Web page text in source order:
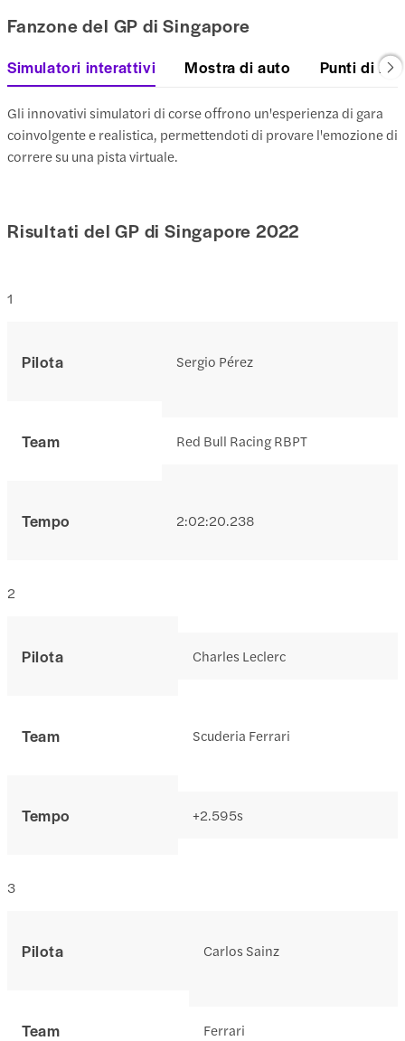
Fanzone del GP di Singapore
Simulatori interattivi Mostra di auto Punti di
Gli innovativi simulatori di corse offrono un'esperienza di gara
coinvolgente e realistica, permettendoti di provare l'emozione di
correre su una pista virtuale.
Risultati del GP di Singapore 2022
Pilota
Team
Tempo
1
Sergio Pérez
Red Bull Racing RBPT
2:02:20.238
Pilota
Team
Tempo
2
Charles Leclerc
Scuderia Ferrari
+2.595s
Pilota
Team
3
Carlos Sainz
Ferrari